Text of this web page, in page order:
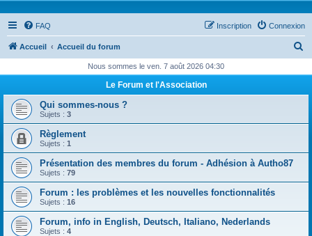
FAQ Connexion
Inscription
Accueil Accueil du forum
h
Nous sommes le ven. 7 août 2026 04:30
Le Forum et l'Association
Qui sommes-nous ?
Sujets : 3
Règlement
Sujets : 1
Présentation des membres du forum - Adhésion à Autho87
Sujets : 79
Forum : les problèmes et les nouvelles fonctionnalités
Sujets : 16
Forum, info in English, Deutsch, Italiano, Nederlands
Sujets : 4